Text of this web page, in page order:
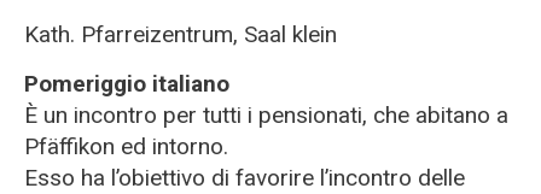
Kath. Pfarreizentrum, Saal klein
Pomeriggio italiano
È un incontro per tutti i pensionati, che abitano a
Pfäffikon ed intorno.
Esso ha l’obiettivo di favorire l’incontro delle